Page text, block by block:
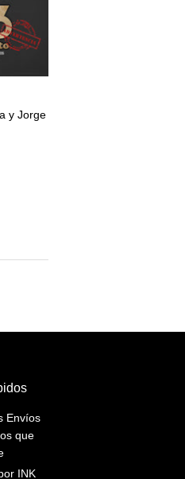
y Jorge
Envíos
que
INK